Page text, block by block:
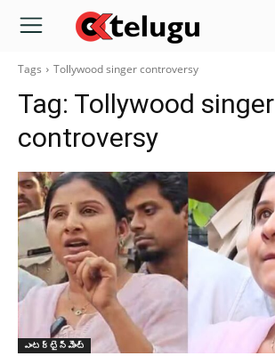
Tags Tollywood singer controversy
Tag: Tollywood singer
controversy
ఎంటర్టైన్మెంట్